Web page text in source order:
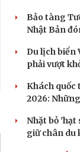
Bảo tàng
Nhật Bản
Du lịch biển
phải vượt
Khách quốc
2026:
Nhặt bỏ 'hạt
giữ chân du